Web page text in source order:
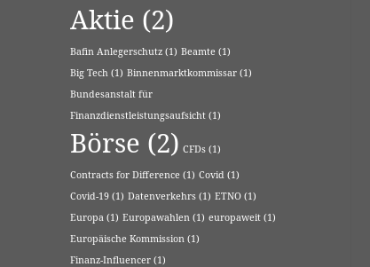
Aktie (2)
Bafin Anlegerschutz (1) Beamte (1)
Big Tech (1) Binnenmarktkommissar (1)
Bundesanstalt für
Finanzdienstleistungsaufsicht (1)
Börse (2) CFDs (1)
Contracts for Difference (1) Covid (1)
Covid-19 (1) Datenverkehrs (1) ETNO (1)
Europa (1) Europawahlen (1) europaweit (1)
Europäische Kommission (1)
Finanz-Influencer (1)